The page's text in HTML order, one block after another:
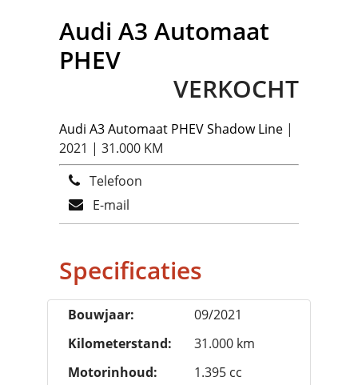
Audi A3 Automaat
PHEV
VERKOCHT
Audi A3 Automaat PHEV Shadow Line |
2021 | 31.000 KM
Telefoon
E-mail
Specificaties
Bouwjaar:
09/2021
Kilometerstand:
31.000 km
Motorinhoud:
1.395 cc